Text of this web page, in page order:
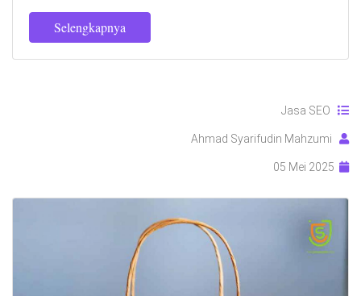
Selengkapnya
Jasa SEO
Ahmad Syarifudin Mahzumi
05 Mei 2025